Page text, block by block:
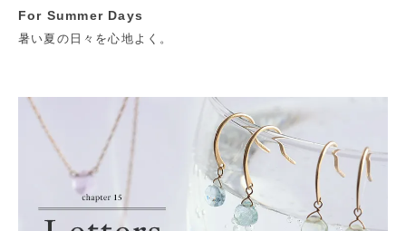
For Summer Days
暑い夏の日々を心地よく。